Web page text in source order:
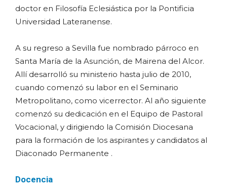
doctor en Filosofía Eclesiástica por la Pontificia
Universidad Lateranense.
A su regreso a Sevilla fue nombrado párroco en
Santa María de la Asunción, de Mairena del Alcor.
Allí desarrolló su ministerio hasta julio de 2010,
cuando comenzó su labor en el Seminario
Metropolitano, como vicerrector. Al año siguiente
comenzó su dedicación en el Equipo de Pastoral
Vocacional, y dirigiendo la Comisión Diocesana
para la formación de los aspirantes y candidatos al
Diaconado Permanente .
Docencia